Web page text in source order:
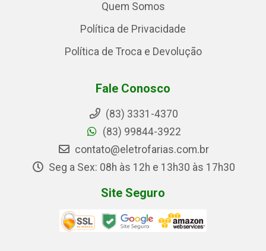
Quem Somos
Política de Privacidade
Política de Troca e Devolução
Fale Conosco
(83) 3331-4370
(83) 99844-3922
contato@eletrofarias.com.br
Seg a Sex: 08h às 12h e 13h30 às 17h30
Site Seguro